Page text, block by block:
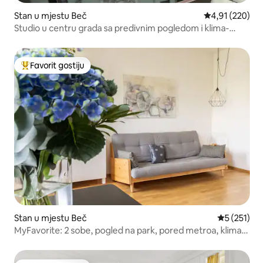
Stan u mjestu Beč prosječna
4,91 (220)
Studio u centru grada sa predivnim pogledom i klima-
Glavni favorit gostiju
Favorit gostiju
Stan u mjestu Beč prosječna
5 (251)
MyFavorite: 2 sobe, pogled na park, pored metroa, klima-